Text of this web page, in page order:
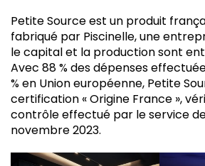
Petite Source est un produit
fabriqué par Piscinelle, une
le capital et la production sont
Avec 88 % des dépenses
% en Union européenne, Petite
certification « Origine France »,
contrôle effectué par le service
novembre 2023.